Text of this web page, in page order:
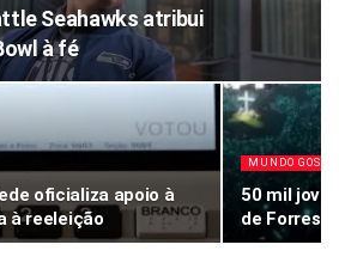
Seahawks atribui
à fé
oficializa apoio à
à reeleição
MUNDO
50 mil
de Forrest